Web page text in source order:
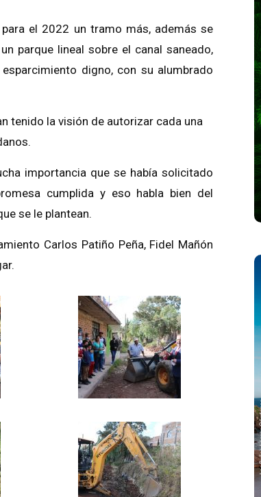
el 2022 un tramo más, además se
parque linealsobre el canal saneado,
digno, con su alumbrado
tenido la visión de autorizar cada una
importancia que se había solicitado
cumplida y eso habla bien del
se le plantean.
Carlos Patiño Peña, Fidel Mañón